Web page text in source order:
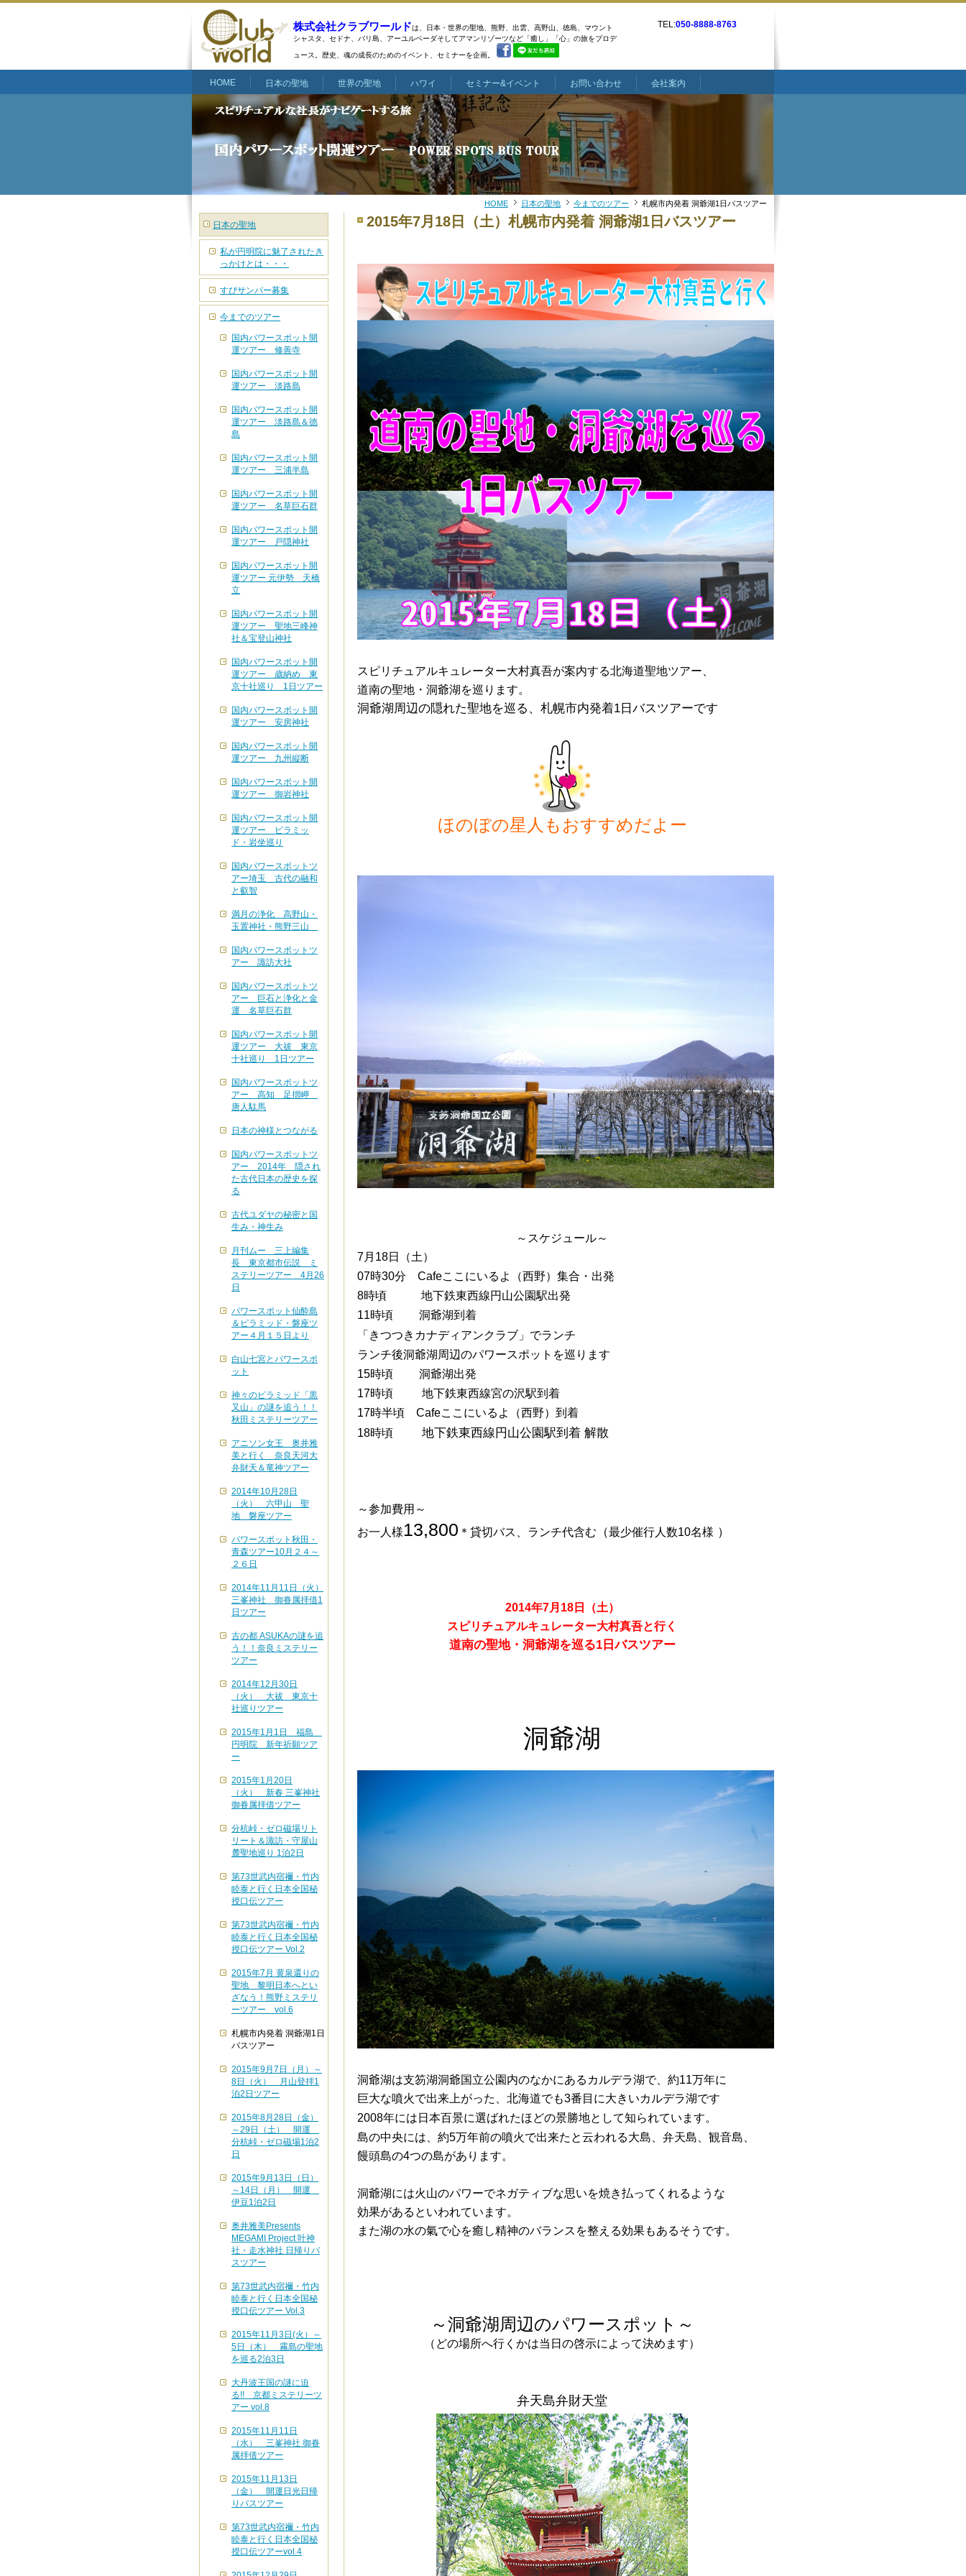
株式会社クラブワールドは、日本・世界の聖地、熊野、出雲、高野山、徳島、マウント
シャスタ、 セドナ、バリ島、アーユルベーダそしてアマンリゾーツなど 「癒し」「心」の旅をプロデ
ュース。歴史、魂の成長のためのイベント、セミナーを企画。
TEL:050-8888-8763
HOME 日本の聖地 世界の聖地 ハワイ セミナー&イベント お問い合わせ 会社案内
HOME 日本の聖地 今までのツアー 札幌市内発着 洞爺湖1日バスツアー
2015年7月18日（土）札幌市内発着 洞爺湖1日バスツアー
スピリチュアルキュレーター大村真吾が案内する北海道聖地ツアー、
道南の聖地・洞爺湖を巡ります。
洞爺湖周辺の隠れた聖地を巡る、札幌市内発着1日バスツアーです
ほのぼの星人もおすすめだよー
～スケジュール～
7月18日（土）
07時30分 Cafeここにいるよ（西野） 集合・出発
8時頃 地下鉄東西線円山公園駅出発
11時頃 洞爺湖到着
「きつつきカナディアンクラブ」でランチ
ランチ後洞爺湖周辺のパワースポットを巡ります
15時頃 洞爺湖出発
17時頃 地下鉄東西線宮の沢駅到着
17時半頃 Cafeここにいるよ（西野）到着
18時頃 地下鉄東西線円山公園駅到着 解散
～参加費用～
お一人様13,800 ＊貸切バス、ランチ代含む （最少催行人数10名様 ）
2014年7月18日（土）
スピリチュアルキュレーター大村真吾と行く
道南の聖地・洞爺湖を巡る1日バスツアー
洞爺湖
洞爺湖は支笏湖洞爺国立公園内のなかにあるカルデラ湖で、約11万年に
巨大な噴火で出来上がった、北海道でも3番目に大きいカルデラ湖です
2008年には 日本百景に選ばれたほどの景勝地として知られています。
島の中央には、約5万年前の噴火で出来たと云われる大島、弁天島、観音島、
饅頭島の4つの島があります。
洞爺湖には火山のパワーでネガティブな思いを焼き払ってくれるような
効果があるといわれています。
また湖の水の氣で心を癒し精神のバランスを整える効果もあるそうです。
～洞爺湖周辺のパワースポット～
（どの場所へ行くかは当日の啓示によって決めます）
弁天島弁財天堂
日本の聖地
私が円明院に魅了されたき
っかけとは・・・
すぴサンパー募集
今までのツアー
国内パワースポット開
運ツアー 修善寺
国内パワースポット開
運ツアー 淡路島
国内パワースポット開
運ツアー 淡路島＆徳
島
国内パワースポット開
運ツアー 三浦半島
国内パワースポット開
運ツアー 名草巨石群
国内パワースポット開
運ツアー 戸隠神社
国内パワースポット開
運ツアー 元伊勢 天橋
立
国内パワースポット開
運ツアー 聖地三峰神
社＆宝登山神社
国内パワースポット開
運ツアー 歳納め 東
京十社巡り 1日ツアー
国内パワースポット開
運ツアー 安房神社
国内パワースポット開
運ツアー 九州縦断
国内パワースポット開
運ツアー 御岩神社
国内パワースポット開
運ツアー ピラミッ
ド・岩坐巡り
国内パワースポットツ
アー埼玉 古代の融和
と叡智
満月の浄化 高野山・
玉置神社・熊野三山
国内パワースポットツ
アー 諏訪大社
国内パワースポットツ
アー 巨石と浄化と金
運 名草巨石群
国内パワースポット開
運ツアー 大祓 東京
十社巡り 1日ツアー
国内パワースポットツ
アー 高知 足摺岬
唐人駄馬
日本の神様とつながる
国内パワースポットツ
アー 2014年 隠され
た古代日本の歴史を探
る
古代ユダヤの秘密と国
生み・神生み
月刊ムー 三上編集
長 東京都市伝説 ミ
ステリーツアー 4月26
日
パワースポット仙酔島
＆ピラミッド・磐座ツ
アー４月１５日より
白山七宮とパワースポ
ット
神々のピラミッド「黒
又山」の謎を追う！！
秋田ミステリーツアー
アニソン女王 奥井雅
美と行く 奈良天河大
弁財天＆竜神ツアー
2014年10月28日
（火） 六甲山 聖
地 磐座ツアー
パワースポット秋田・
青森ツアー10月２４～
２６日
2014年11月11日（火）
三峯神社 御眷属拝借1
日ツアー
古の都 ASUKAの謎を追
う！！奈良ミステリー
ツアー
2014年12月30日
（火） 大祓 東京十
社巡りツアー
2015年1月1日 福島
円明院 新年祈願ツア
ー
2015年1月20日
（火） 新春 三峯神社
御眷属拝借ツアー
分杭峠・ゼロ磁場リト
リート＆諏訪・守屋山
麓聖地巡り 1泊2日
第73世武内宿禰・竹内
睦泰と行く日本全国秘
授口伝ツアー
第73世武内宿禰・竹内
睦泰と行く日本全国秘
授口伝ツアー Vol.2
2015年7月 黄泉還りの
聖地 黎明日本へとい
ざなう！熊野ミステリ
ーツアー vol.6
札幌市内発着 洞爺湖1日
バスツアー
2015年9月7日（月）～
8日（火） 月山登拝1
泊2日ツアー
2015年8月28日（金）
～29日（土） 開運
分杭峠・ゼロ磁場1泊2
日
2015年9月13日（日）
～14日（月） 開運
伊豆1泊2日
奥井雅美Presents
MEGAMI Project 叶神
社・走水神社 日帰りバ
スツアー
第73世武内宿禰・竹内
睦泰と行く日本全国秘
授口伝ツアー Vol.3
2015年11月3日(火）～
5日（木） 霧島の聖地
を巡る2泊3日
大丹波王国の謎に迫
る!! 京都ミステリーツ
アー vol.8
2015年11月11日
（水） 三峯神社 御眷
属拝借ツアー
2015年11月13日
（金） 開運日光日帰
りバスツアー
第73世武内宿禰・竹内
睦泰と行く日本全国秘
授口伝ツアーvol.4